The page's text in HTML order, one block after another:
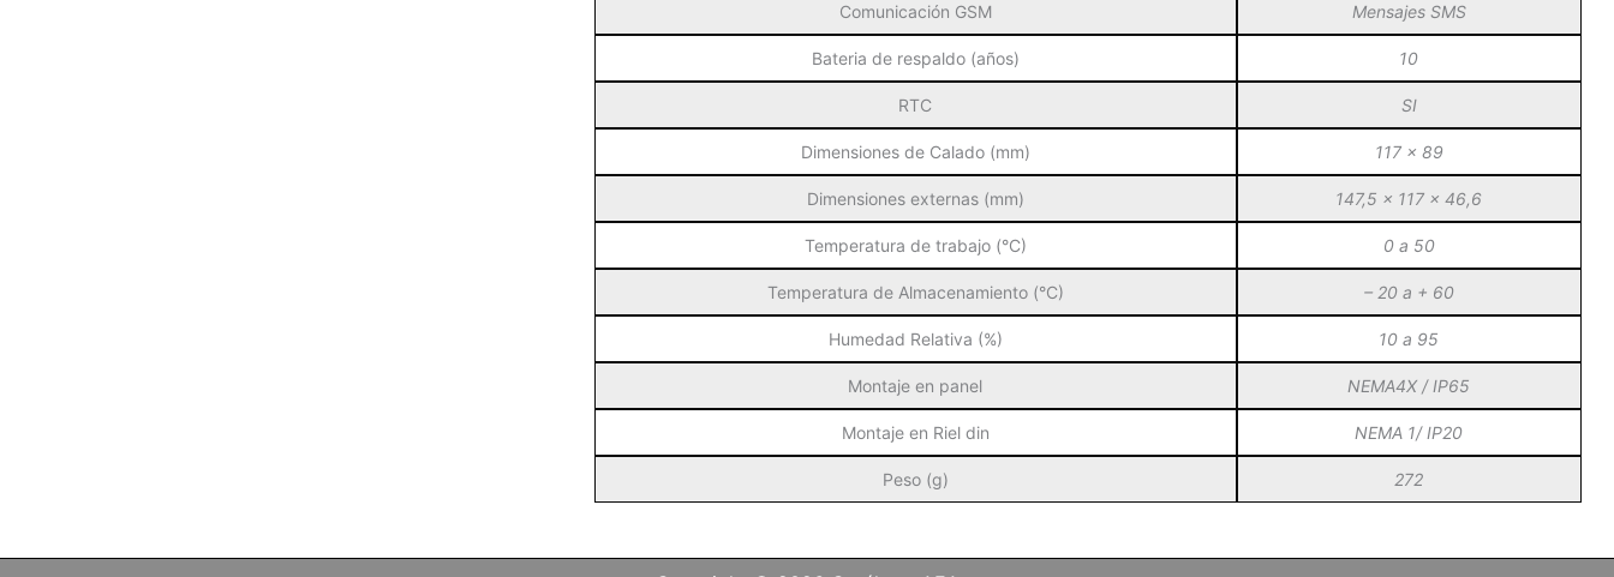
Comunicación GSM Mensajes SMS
Bateria de respaldo (años) 10
RTC SI
Dimensiones de Calado (mm) 117 x 89
Dimensiones externas (mm) 147,5 x 117 x 46,6
Temperatura de trabajo (°C) 0 a 50
Temperatura de Almacenamiento (°C) – 20 a + 60
Humedad Relativa (%) 10 a 95
Montaje en panel NEMA4X / IP65
Montaje en Riel din NEMA 1/ IP20
Peso (g) 272